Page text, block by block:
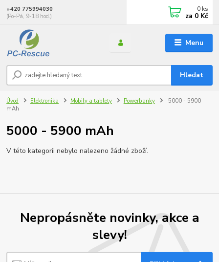
Menu
Hledat
+420 775994030
(Po-Pá, 9-18 hod.)
0 ks
za 0 Kč
Úvod Elektronika Mobily a tablety Powerbanky
5000 - 5900
mAh
5000 - 5900 mAh
V této kategorii nebylo nalezeno žádné zboží.
Nepropásněte novinky, akce a
slevy!